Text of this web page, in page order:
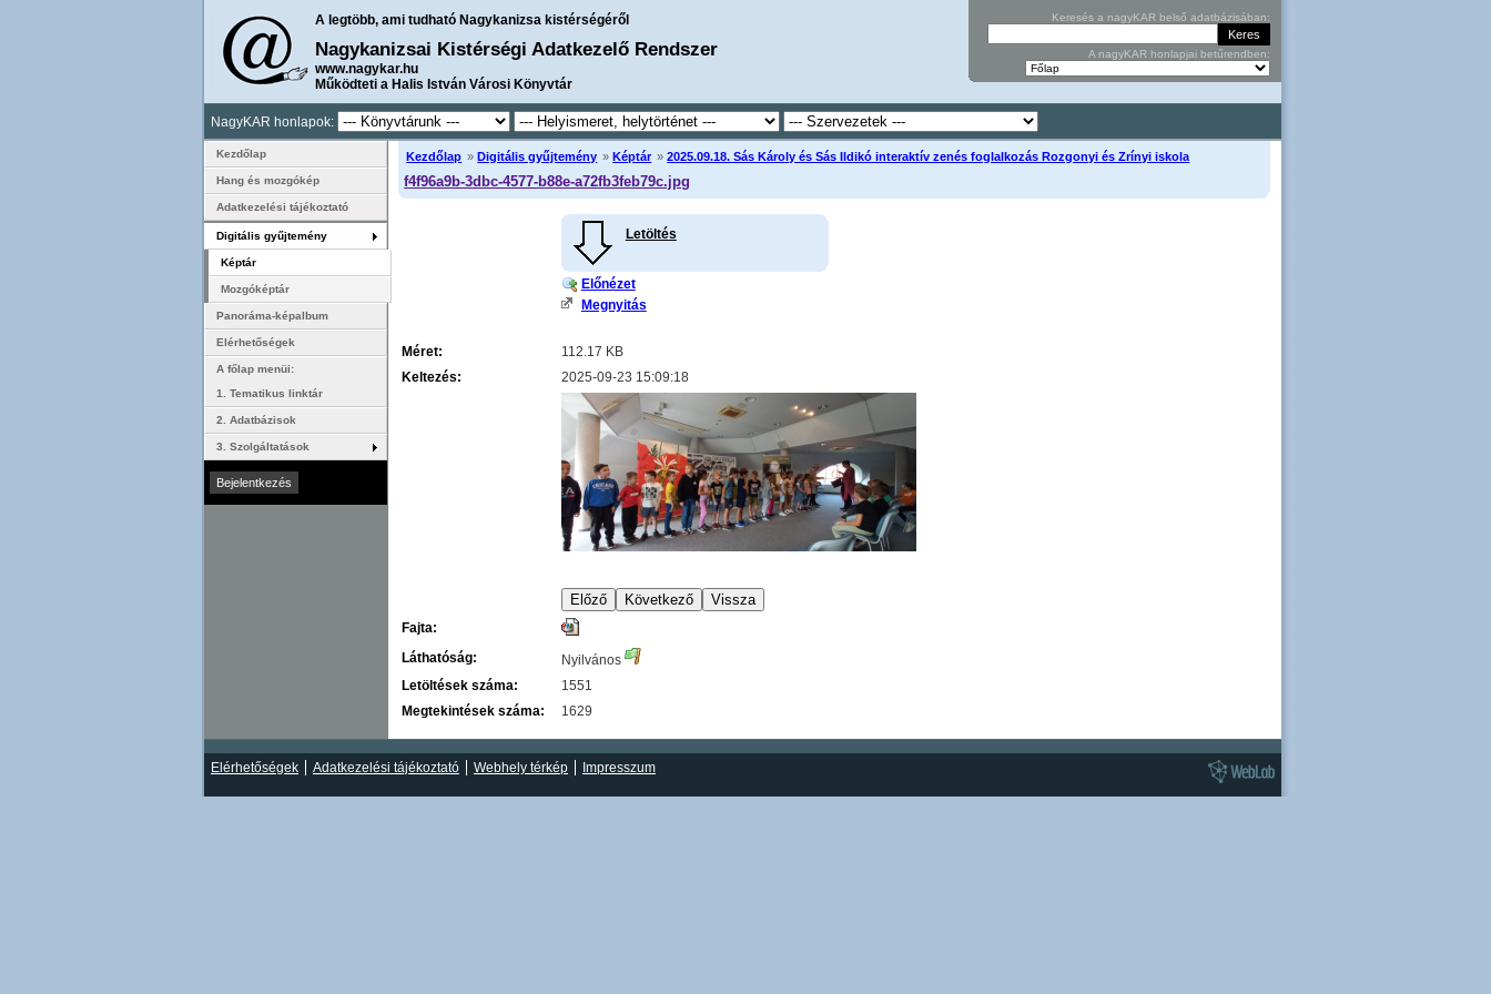
A legtöbb, ami tudható Nagykanizsa kistérségéről
Nagykanizsai Kistérségi Adatkezelő Rendszer
www.nagykar.hu
Működteti a Halis István Városi Könyvtár
Keresés a nagyKAR belső adatbázisában:
A nagyKAR honlapjai betűrendben:
NagyKAR honlapok:
Kezdőlap » Digitális gyűjtemény » Képtár »2025.09.18. Sás Károly és Sás Ildikó interaktív zenés foglalkozás Rozgonyi és Zrínyi iskola
f4f96a9b-3dbc-4577-b88e-a72fb3feb79c.jpg
Letöltés
Előnézet
Megnyitás
Méret:
112.17 KB
Keltezés:
2025-09-23 15:09:18
Fajta:
Láthatóság:
Nyilvános
Letöltések száma:
1551
Megtekintések száma:
1629
Kezdőlap
Hang és mozgókép
Adatkezelési tájékoztató
Digitális gyűjtemény
Képtár
Mozgóképtár
Panoráma-képalbum
Elérhetőségek
A főlap menüi:
1. Tematikus linktár
2. Adatbázisok
3. Szolgáltatások
Elérhetőségek Adatkezelési tájékoztató Webhely térkép Impresszum